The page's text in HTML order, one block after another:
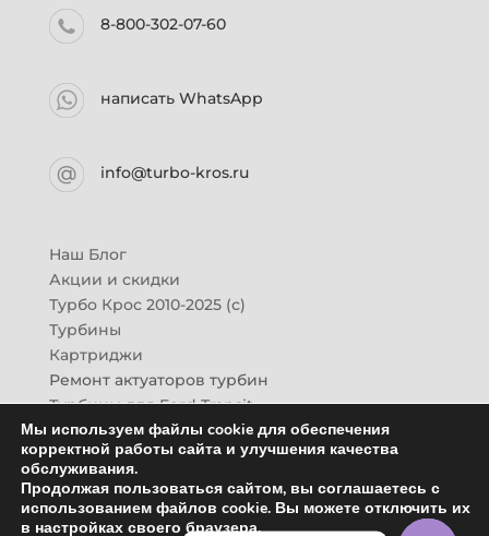
8-800-302-07-60
написать WhatsApp
info@turbo-kros.ru
Наш Блог
Акции и скидки
Турбо Крос 2010-2025 (с)
Турбины
Картриджи
Ремонт актуаторов турбин
Турбины для Ford Transit
Турбины для Mazda CX-7
Картридж для ГАЗон-Next
Турбины HINO (Хино)
Купить новую турбину
Контакты
Мы используем файлы cookie для обеспечения
корректной работы сайта и улучшения качества
обслуживания.
Продолжая пользоваться сайтом, вы соглашаетесь с
использованием файлов cookie. Вы можете отключить их
в настройках своего браузера.